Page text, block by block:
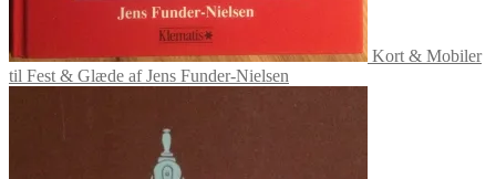
Kort & Mobiler
til Fest & Glæde af Jens Funder-Nielsen